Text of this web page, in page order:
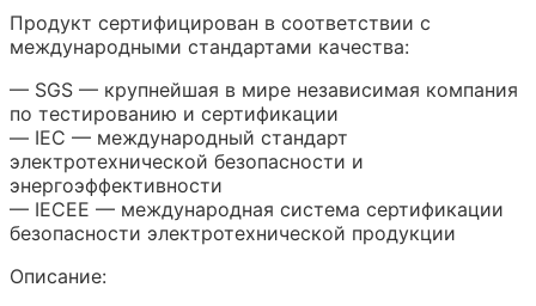
Продукт сертифицирован в соответствии с
международными стандартами качества:
— SGS — крупнейшая в мире независимая компания
по тестированию и сертификации
— IEC — международный стандарт
электротехнической безопасности и
энергоэффективности
— ІЕСЕЕ — международная система сертификации
безопасности электротехнической продукции
Описание: